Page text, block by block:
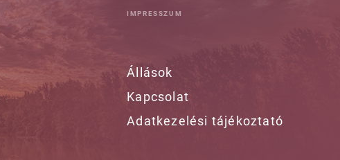
IMPRESSZUM
Állások
Kapcsolat
Adatkezelési tájékoztató